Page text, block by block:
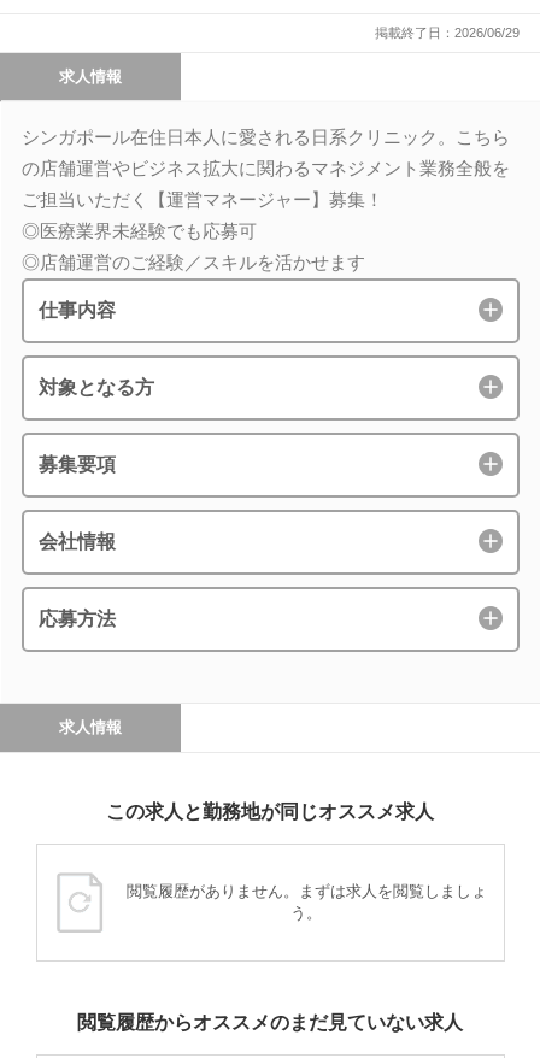
掲載終了日：2026/06/29
求人情報
シンガポール在住日本人に愛される日系クリニック。こちら
の店舗運営やビジネス拡大に関わるマネジメント業務全般を
ご担当いただく【運営マネージャー】募集！
◎医療業界未経験でも応募可
◎店舗運営のご経験／スキルを活かせます
仕事内容
対象となる方
募集要項
会社情報
応募方法
求人情報
この求人と勤務地が同じオススメ求人
閲覧履歴がありません。まずは求人を閲覧しましょ
う。
閲覧履歴からオススメのまだ見ていない求人